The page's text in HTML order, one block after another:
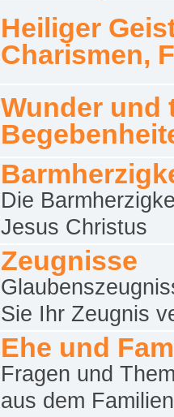
Heiliger
Charismen,
Wunder und
Die
Jesus Christus
Zeugnisse
Sie Ihr Zeugnis
Ehe und
Fragen und
aus dem